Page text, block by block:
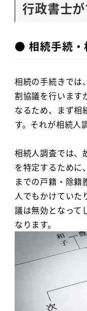
行政書士
● 相続手続・
相続の手続きでは
割協議を行います
なるため、まず相
す。それが相続人
相続人調査では、
を特定するために
までの戸籍・除籍
人でもかけていた
議は無効となって
なります。